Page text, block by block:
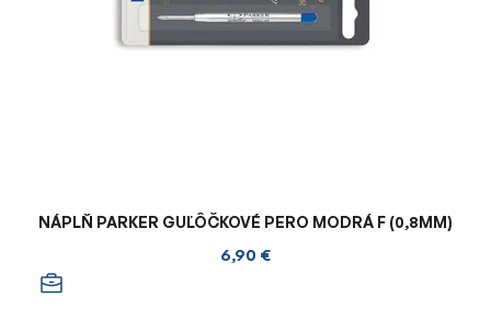
NÁPLŇ PARKER GUĽÔČKOVÉ PERO MODRÁ F (0,8MM)
6,90 €